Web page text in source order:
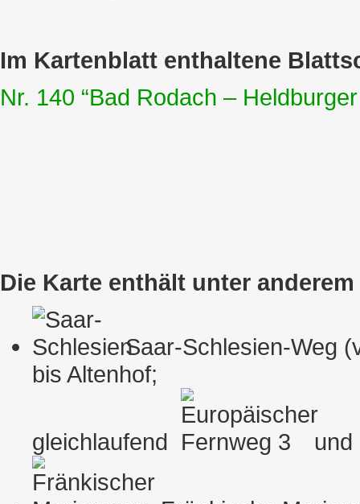
Im Kartenblatt enthaltene
Nr. 140 “Bad Rodach –
Die Karte enthält unter
Saar-Schlesien-Weg
bis Altenhof;
gleichlaufend